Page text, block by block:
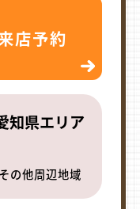
店予約
知県エリア
の他周辺地域